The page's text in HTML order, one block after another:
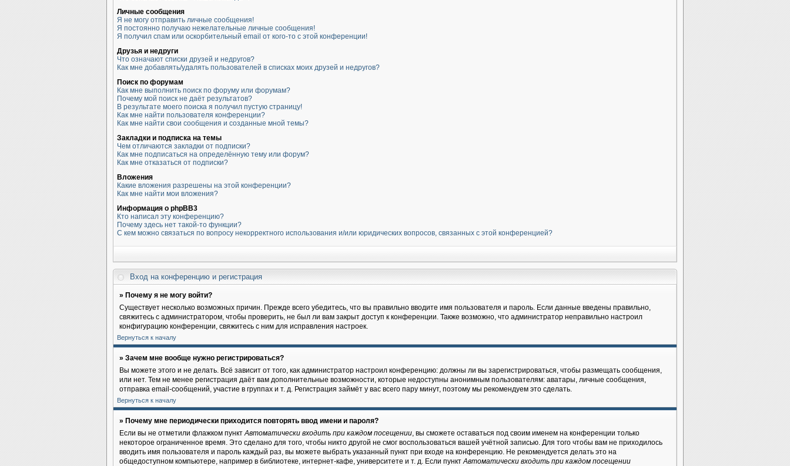
Личные сообщения
Я не могу отправить личные сообщения!
Я постоянно получаю нежелательные личные сообщения!
Я получил спам или оскорбительный email от кого-то с этой конференции!
Друзья и недруги
Что означают списки друзей и недругов?
Как мне добавлять/удалять пользователей в списках моих друзей и недругов?
Поиск по форумам
Как мне выполнить поиск по форуму или форумам?
Почему мой поиск не даёт результатов?
В результате моего поиска я получил пустую страницу!
Как мне найти пользователя конференции?
Как мне найти свои сообщения и созданные мной темы?
Закладки и подписка на темы
Чем отличаются закладки от подписки?
Как мне подписаться на определённую тему или форум?
Как мне отказаться от подписки?
Вложения
Какие вложения разрешены на этой конференции?
Как мне найти мои вложения?
Информация о phpBB3
Кто написал эту конференцию?
Почему здесь нет такой-то функции?
С кем можно связаться по вопросу некорректного использования и/или юридических вопросов, связанных с этой конференцией?
Вход на конференцию и регистрация
» Почему я не могу войти?
Существует несколько возможных причин. Прежде всего убедитесь, что вы правильно вводите имя пользователя и пароль. Если данные введены правильно,
свяжитесь с администратором, чтобы проверить, не был ли вам закрыт доступ к конференции. Также возможно, что администратор неправильно настроил
конфигурацию конференции, свяжитесь с ним для исправления настроек.
Вернуться к началу
» Зачем мне вообще нужно регистрироваться?
Вы можете этого и не делать. Всё зависит от того, как администратор настроил конференцию: должны ли вы зарегистрироваться, чтобы размещать сообщения,
или нет. Тем не менее регистрация даёт вам дополнительные возможности, которые недоступны анонимным пользователям: аватары, личные сообщения,
отправка email-сообщений, участие в группах и т. д. Регистрация займёт у вас всего пару минут, поэтому мы рекомендуем это сделать.
Вернуться к началу
» Почему мне периодически приходится повторять ввод имени и пароля?
Если вы не отметили флажком пунктАвтоматически входить при каждом посещении, вы сможете оставаться под своим именем на конференции только
некоторое ограниченное время. Это сделано для того, чтобы никто другой не смог воспользоваться вашей учётной записью. Для того чтобы вам не приходилось
вводить имя пользователя и пароль каждый раз, вы можете выбрать указанный пункт при входе на конференцию. Не рекомендуется делать это на
общедоступном компьютере, например в библиотеке, интернет-кафе, университете и т. д. Если пунктАвтоматически входить при каждом посещении